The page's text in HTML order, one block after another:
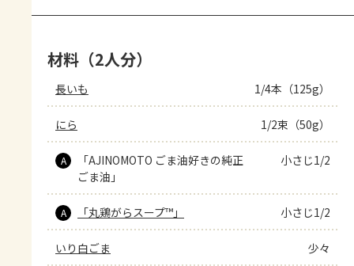
材料（2人分）
長いも 1/4本（125g）
にら 1/2束（50g）
A
「AJINOMOTO ごま油好きの純正
ごま油」
小さじ1/2
A 「丸鶏がらスープ™」 小さじ1/2
いり白ごま 少々